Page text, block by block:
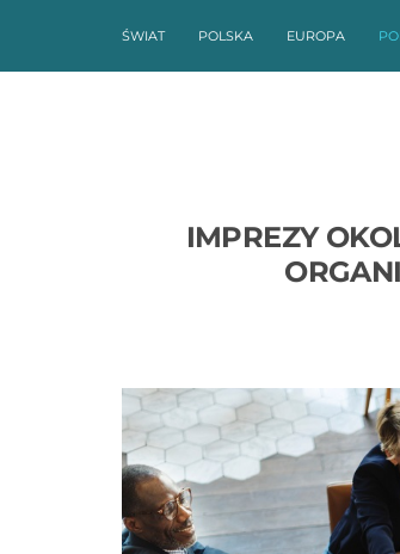
ŚWIAT POLSKA EUROPA
IMPREZY